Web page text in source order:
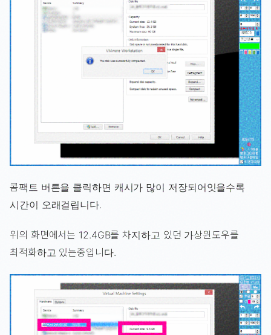
콤팩트 버튼을 클릭하면 캐시가 많이 저장되어잇을수록
시간이 오래걸립니다.
위의 화면에서는 12.4GB를 차지하고 있던 가상윈도우를
최적화하고 있는중입니다.